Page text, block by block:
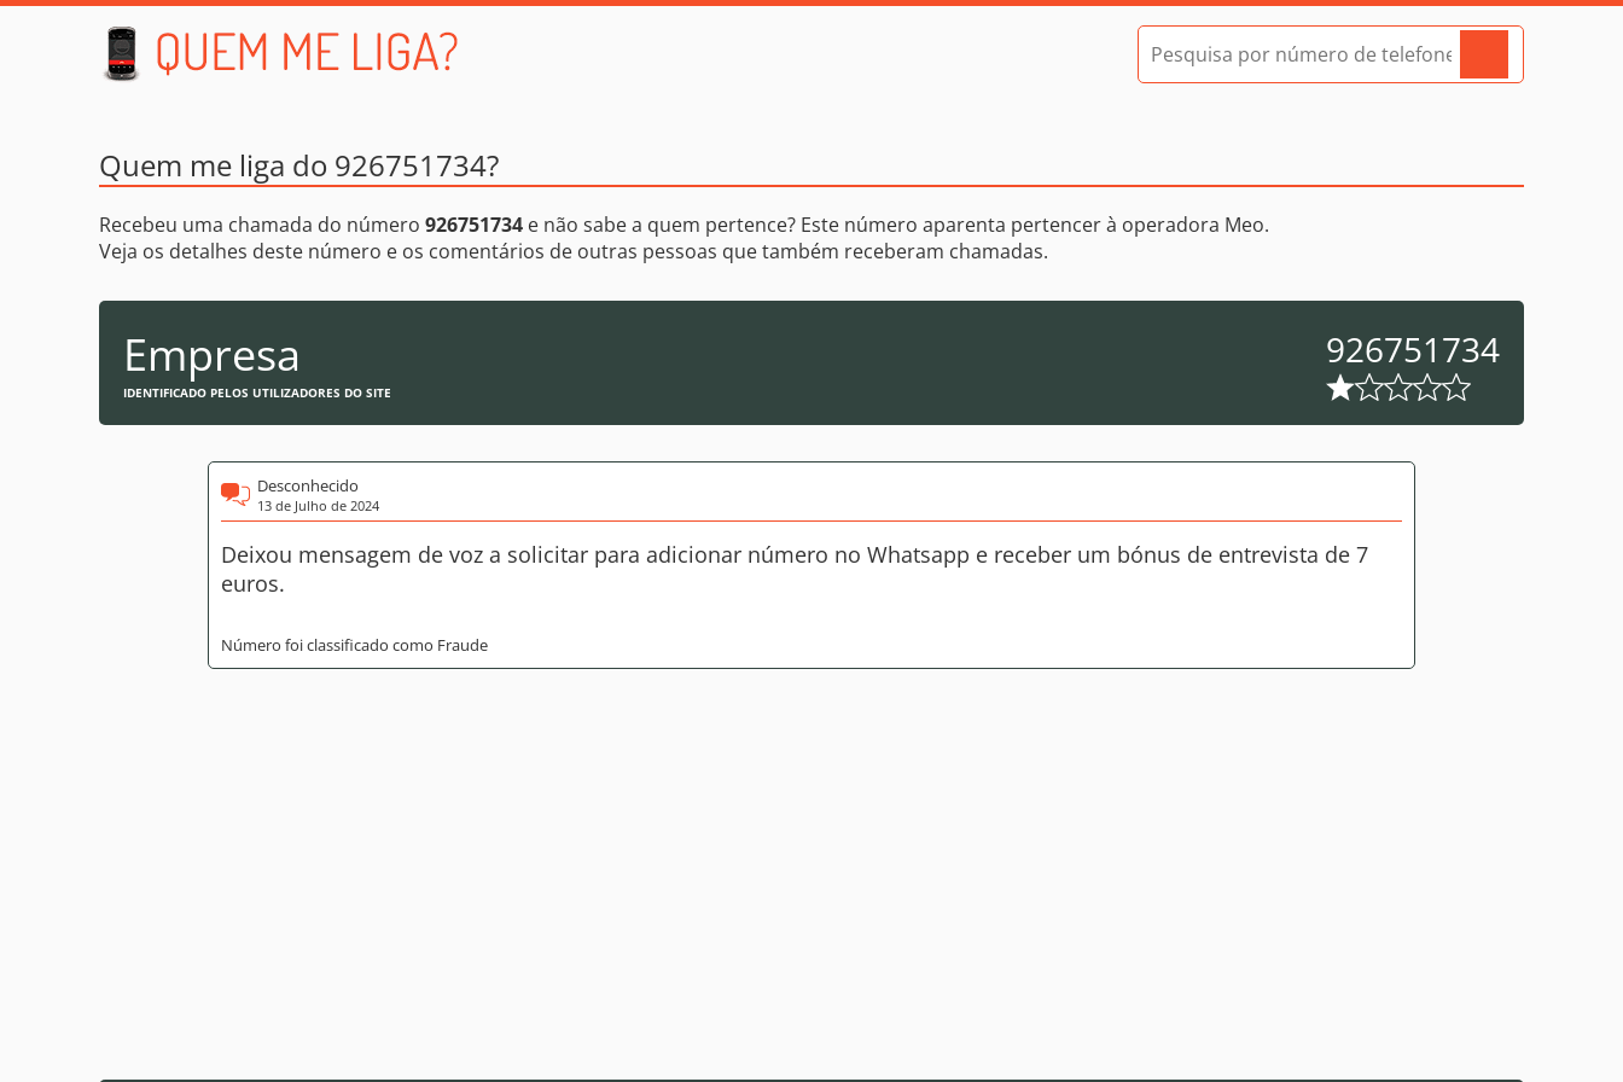
Quem me liga do 926751734?
Recebeu uma chamada do número 926751734 e não sabe a quem pertence? Este número aparenta pertencer à operadora Meo.
Veja os detalhes deste número e os comentários de outras pessoas que também receberam chamadas.
Empresa
IDENTIFICADO PELOS UTILIZADORES DO SITE
926751734
Desconhecido
13 de Julho de 2024
Deixou mensagem de voz a solicitar para adicionar número no Whatsapp e receber um bónus de entrevista de 7
euros.
Número foi classificado como Fraude